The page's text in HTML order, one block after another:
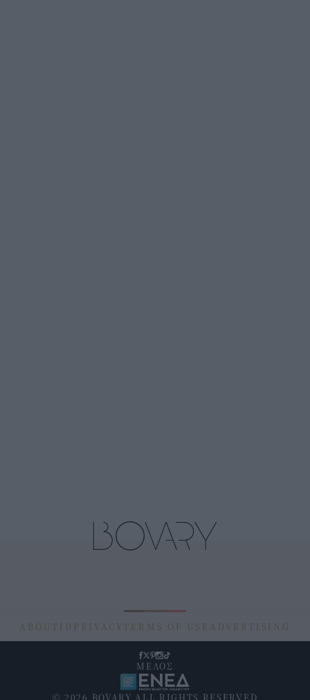
ABOUT ID PRIVACY TERMS OF USE ADVERTISING
© 2026 BOVARY ALL RIGHTS RESERVED
ΜΕΛΟΣ